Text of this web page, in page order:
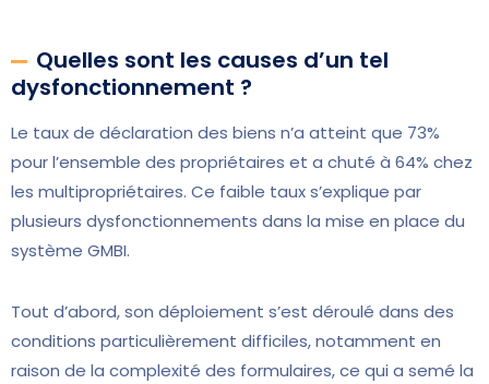
Quelles sont les causes d’un tel
dysfonctionnement ?
Le taux de déclaration des biens n’a atteint que 73%
pour l’ensemble des propriétaires et a chuté à 64% chez
les multipropriétaires. Ce faible taux s’explique par
plusieurs dysfonctionnements dans la mise en place du
système GMBI.
Tout d’abord, son déploiement s’est déroulé dans des
conditions particulièrement difficiles, notamment en
raison de la complexité des formulaires, ce qui a semé la